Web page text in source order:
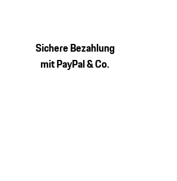
Sichere Bezahlung
mit PayPal & Co.